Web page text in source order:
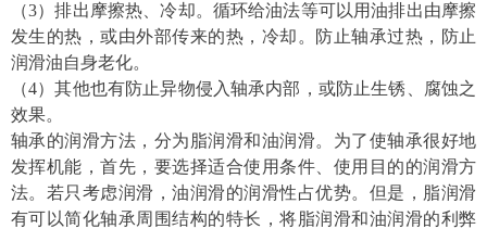
（3）排出摩擦热、冷却。循环给油法等可以用油排出由摩擦
发生的热，或由外部传来的热，冷却。防止轴承过热，防止
润滑油自身老化。
（4）其他也有防止异物侵入轴承内部，或防止生锈、腐蚀之
效果。
轴承的润滑方法，分为脂润滑和油润滑。为了使轴承很好地
发挥机能，首先，要选择适合使用条件、使用目的的润滑方
法。若只考虑润滑，油润滑的润滑性占优势。但是，脂润滑
有可以简化轴承周围结构的特长，将脂润滑和油润滑的利弊